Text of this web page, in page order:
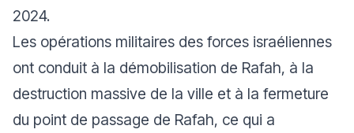
2024.
Les opérations militaires des forces israéliennes
ont conduit à la démobilisation de Rafah, à la
destruction massive de la ville et à la fermeture
du point de passage de Rafah, ce qui a